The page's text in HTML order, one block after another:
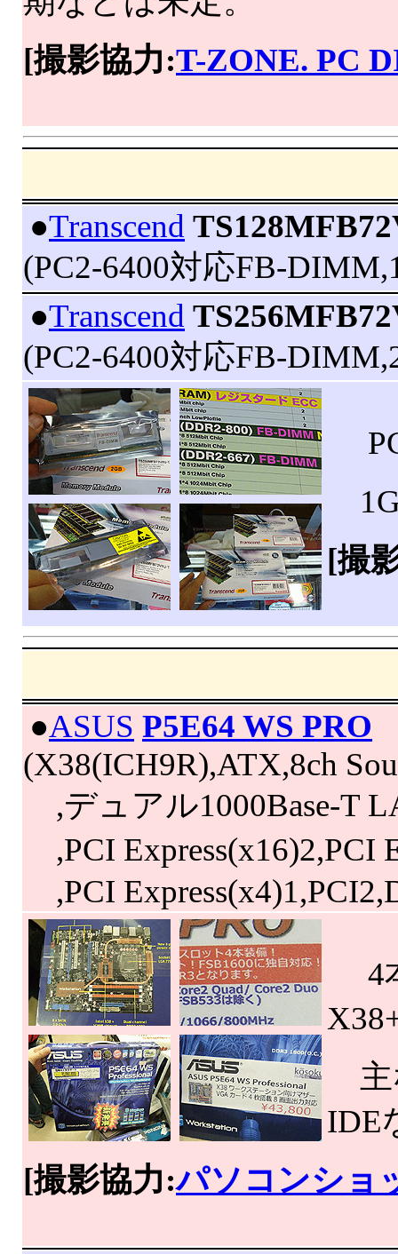
[撮影協力:T-ZONE. PC
●Transcend
(PC2-6400対応FB-
●Transcend
(PC2-6400対応FB-
[撮
●ASUS P5E64 WS PRO
(X38(ICH9R),ATX,8ch
,デュアル1000Base-T
,PCI Express(x16)2,PCI
,PCI
4
主
IDE
[撮影協力:パソコンショ